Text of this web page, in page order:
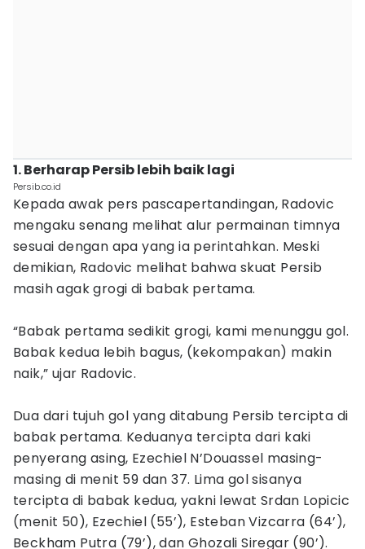
1. Berharap Persib lebih baik lagi
Persib.co.id
Kepada awak pers pascapertandingan, Radovic
mengaku senang melihat alur permainan timnya
sesuai dengan apa yang ia perintahkan. Meski
demikian, Radovic melihat bahwa skuat Persib
masih agak grogi di babak pertama.
“Babak pertama sedikit grogi, kami menunggu gol.
Babak kedua lebih bagus, (kekompakan) makin
naik,” ujar Radovic.
Dua dari tujuh gol yang ditabung Persib tercipta di
babak pertama. Keduanya tercipta dari kaki
penyerang asing, Ezechiel N’Douassel masing-
masing di menit 59 dan 37. Lima gol sisanya
tercipta di babak kedua, yakni lewat Srdan Lopicic
(menit 50), Ezechiel (55’), Esteban Vizcarra (64’),
Beckham Putra (79’), dan Ghozali Siregar (90’).